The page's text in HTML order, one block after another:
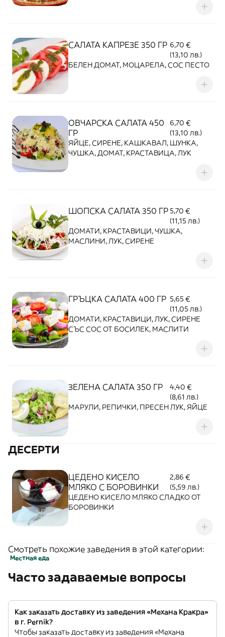
САЛАТА КАПРЕЗЕ 350 ГР 6,70 €
(13,10 лв.)
БЕЛЕН ДОМАТ, МОЦАРЕЛА, СОС ПЕСТО
ОВЧАРСКА САЛАТА 450
ГР
6,70 €
(13,10 лв.)
ЯЙЦЕ, СИРЕНЕ, КАШКАВАЛ, ШУНКА,
ЧУШКА, ДОМАТ, КРАСТАВИЦА, ЛУК
ШОПСКА САЛАТА 350 ГР5,70 €
(11,15 лв.)
ДОМАТИ, КРАСТАВИЦИ, ЧУШКА,
МАСЛИНИ, ЛУК, СИРЕНЕ
ГРЪЦКА САЛАТА 400 ГР 5,65 €
(11,05 лв.)
ДОМАТИ, КРАСТАВИЦИ, ЛУК, СИРЕНЕ
СЪС СОС ОТ БОСИЛЕК, МАСЛИТИ
ЗЕЛЕНА САЛАТА 350 ГР
4,40 €
(8,61 лв.)
МАРУЛИ, РЕПИЧКИ, ПРЕСЕН ЛУК, ЯЙЦЕ
ДЕСЕРТИ
ЦЕДЕНО КИСЕЛО
МЛЯКО С БОРОВИНКИ
2,86 €
(5,59 лв.)
ЦЕДЕНО КИСЕЛО МЛЯКО СЛАДКО ОТ
БОРОВИНКИ
Смотреть похожие заведения в этой категории:
Местная еда
Часто задаваемые вопросы
Как заказать доставку из заведения «Механа Кракра»
в г. Pernik?
Чтобы заказать доставку из заведения «Механа